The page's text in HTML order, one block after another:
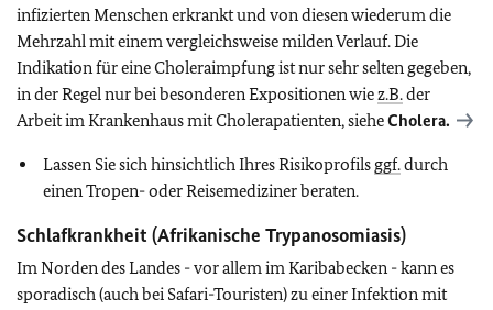
infizierten Menschen erkrankt und von diesen wiederum die
Mehrzahl mit einem vergleichsweise milden Verlauf. Die
Indikation für eine Choleraimpfung ist nur sehr selten gegeben,
in der Regel nur bei besonderen Expositionen wiez.B.der
Arbeit im Krankenhaus mit Cholerapatienten, sieheCholera.
Lassen Sie sich hinsichtlich Ihres Risikoprofils ggf.durch
einen Tropen- oder Reisemediziner beraten.
Schlafkrankheit (Afrikanische Trypanosomiasis)
Im Norden des Landes - vor allem im Karibabecken - kann es
sporadisch (auch bei Safari-Touristen) zu einer Infektion mit